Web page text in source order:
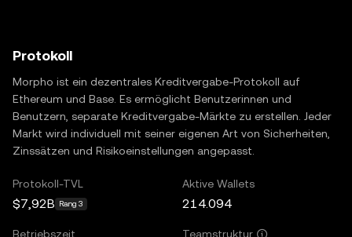
Protokoll
Morpho ist ein dezentrales Kreditvergabe-Protokoll auf
Ethereum und Base. Es ermöglicht Benutzerinnen und
Benutzern, separate Kreditvergabe-Märkte zu erstellen. Jeder
Markt wird individuell mit seiner eigenen Art von Sicherheiten,
Zinssätzen und Risikoeinstellungen angepasst.
Protokoll-TVL
$7,92B Rang 3
Aktive Wallets
214.094
Betriebszeit Teamstruktur